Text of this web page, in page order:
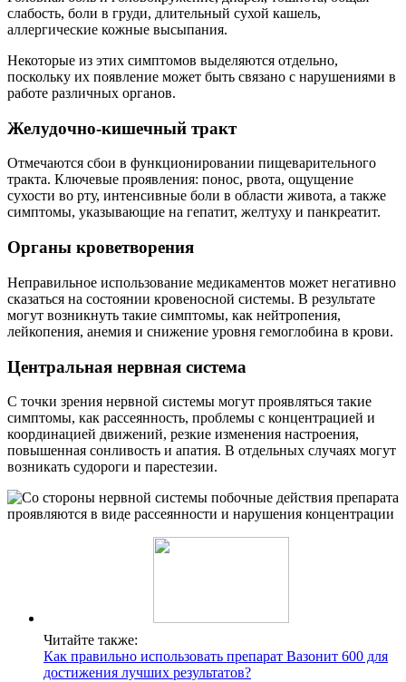
слабость, боли в груди, длительный сухой кашель,
аллергические кожные высыпания.
Некоторые из этих симптомов выделяются отдельно,
поскольку их появление может быть связано с нарушениями в
работе различных органов.
Желудочно-кишечный тракт
Отмечаются сбои в функционировании пищеварительного
тракта. Ключевые проявления: понос, рвота, ощущение
сухости во рту, интенсивные боли в области живота, а также
симптомы, указывающие на гепатит, желтуху и панкреатит.
Органы кроветворения
Неправильное использование медикаментов может негативно
сказаться на состоянии кровеносной системы. В результате
могут возникнуть такие симптомы, как нейтропения,
лейкопения, анемия и снижение уровня гемоглобина в крови.
Центральная нервная система
С точки зрения нервной системы могут проявляться такие
симптомы, как рассеянность, проблемы с концентрацией и
координацией движений, резкие изменения настроения,
повышенная сонливость и апатия. В отдельных случаях могут
возникать судороги и парестезии.
Читайте также:
Как правильно использовать препарат Вазонит 600 для
достижения лучших результатов?